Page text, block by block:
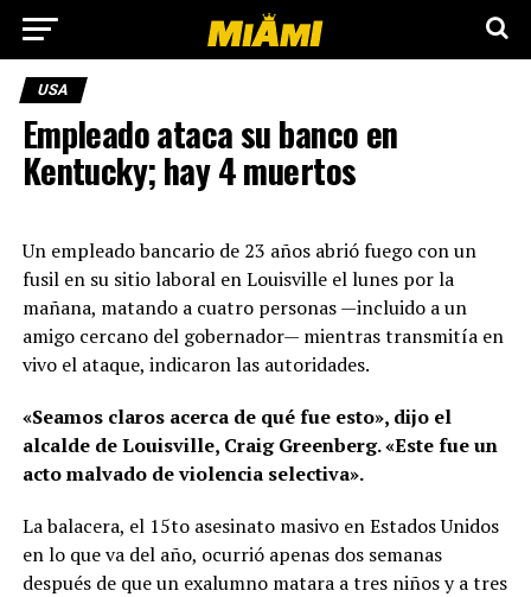
USA
Empleado ataca su banco en
Kentucky; hay 4 muertos
Un empleado bancario de 23 años abrió fuego con un
fusil en su sitio laboral en Louisville el lunes por la
mañana, matando a cuatro personas —incluido a un
amigo cercano del gobernador— mientras transmitía en
vivo el ataque, indicaron las autoridades.
«Seamos claros acerca de qué fue esto», dijo el
alcalde de Louisville, Craig Greenberg. «Este fue un
acto malvado de violencia selectiva».
La balacera, el 15to asesinato masivo en Estados Unidos
en lo que va del año, ocurrió apenas dos semanas
después de que un exalumno matara a tres niños y a tres